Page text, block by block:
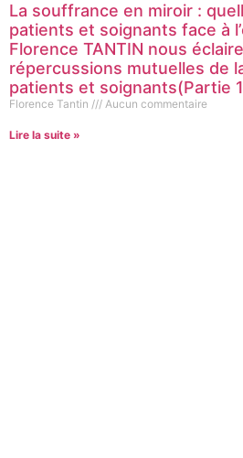
La souffrance en miroir :
patients et soignants face à
Florence TANTIN nous
répercussions mutuelles de
patients et soignants(Partie
Florence Tantin Aucun commentaire
Lire la suite »